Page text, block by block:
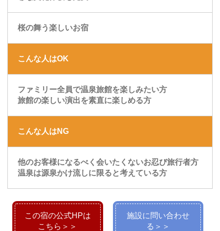
桜の舞う楽しいお宿
こんな人はOK
ファミリー全員で温泉旅館を楽しみたい方
旅館の楽しい演出を素直に楽しめる方
こんな人はNG
他のお客様になるべく会いたくないお忍び旅行者方
温泉は源泉かけ流しに限ると考えている方
この宿の公式HPは
こちら＞＞
施設に問い合わせ
る＞＞